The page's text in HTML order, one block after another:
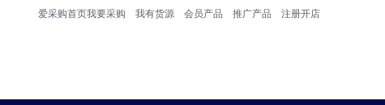
爱采购首页我要采购 我有货源 会员产品 推广产品 注册开店